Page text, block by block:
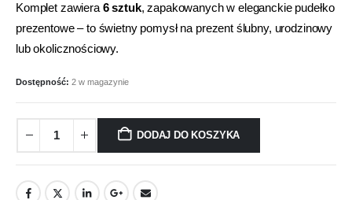
Komplet zawiera 6 sztuk, zapakowanych w eleganckie pudełko
prezentowe – to świetny pomysł na prezent ślubny, urodzinowy
lub okolicznościowy.
Dostępność: 2 w magazynie
DODAJ DO KOSZYKA